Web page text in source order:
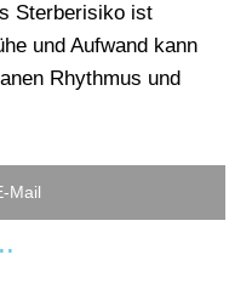
Sterberisiko ist
und Aufwand kann
Rhythmus und
Mail